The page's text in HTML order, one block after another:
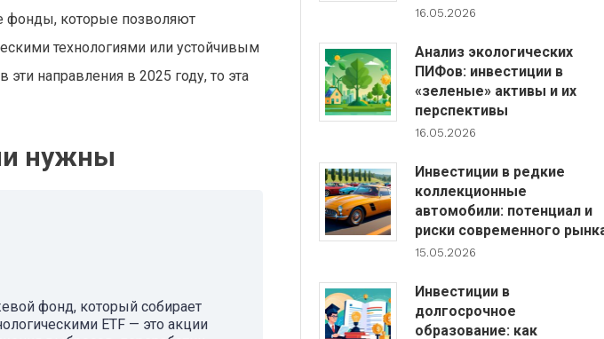
фонды, которые позволяют
технологиями или устойчивым
направления в 2025 году, то эта
нужны
фонд, который собирает
ETF — это акции
16.05.2026
Анализ экологических
ПИФов: инвестиции в
«зеленые» активы и их
перспективы
16.05.2026
Инвестиции в редкие
коллекционные
автомобили: потенциал и
риски современного
15.05.2026
Инвестиции в
долгосрочное
образование: как